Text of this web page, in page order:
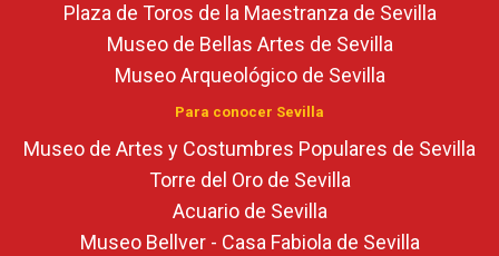
Plaza de Toros de la Maestranza de Sevilla
Museo de Bellas Artes de Sevilla
Museo Arqueológico de Sevilla
Para conocer Sevilla
Museo de Artes y Costumbres Populares de Sevilla
Torre del Oro de Sevilla
Acuario de Sevilla
Museo Bellver - Casa Fabiola de Sevilla